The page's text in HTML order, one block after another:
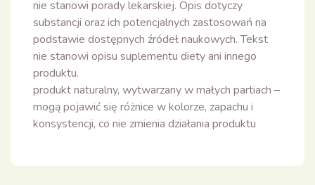
nie stanowi porady lekarskiej. Opis dotyczy
substancji oraz ich potencjalnych zastosowań na
podstawie dostępnych źródeł naukowych. Tekst
nie stanowi opisu suplementu diety ani innego
produktu.
produkt naturalny, wytwarzany w małych partiach –
mogą pojawić się różnice w kolorze, zapachu i
konsystencji, co nie zmienia działania produktu